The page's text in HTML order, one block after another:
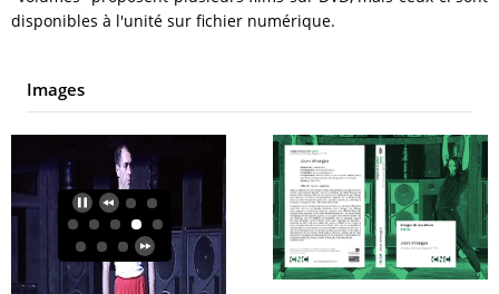
disponibles à l'unité sur fichier numérique.
Images